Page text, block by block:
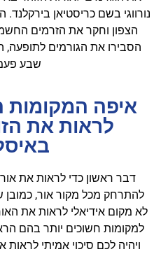
נורווגי בשם כריסטיאן
הצפון וחקר את הזרמים
הסבירו את הגורמים לתופעה,
שבע
איפה המקומות
לראות את
דבר ראשון כדי לראות את
להתרחק מכל מקור אור,
לא מקום אידיאלי לראות את
למקומות חשוכים יותר בהם
ויהיה לכם סיכוי אמיתי